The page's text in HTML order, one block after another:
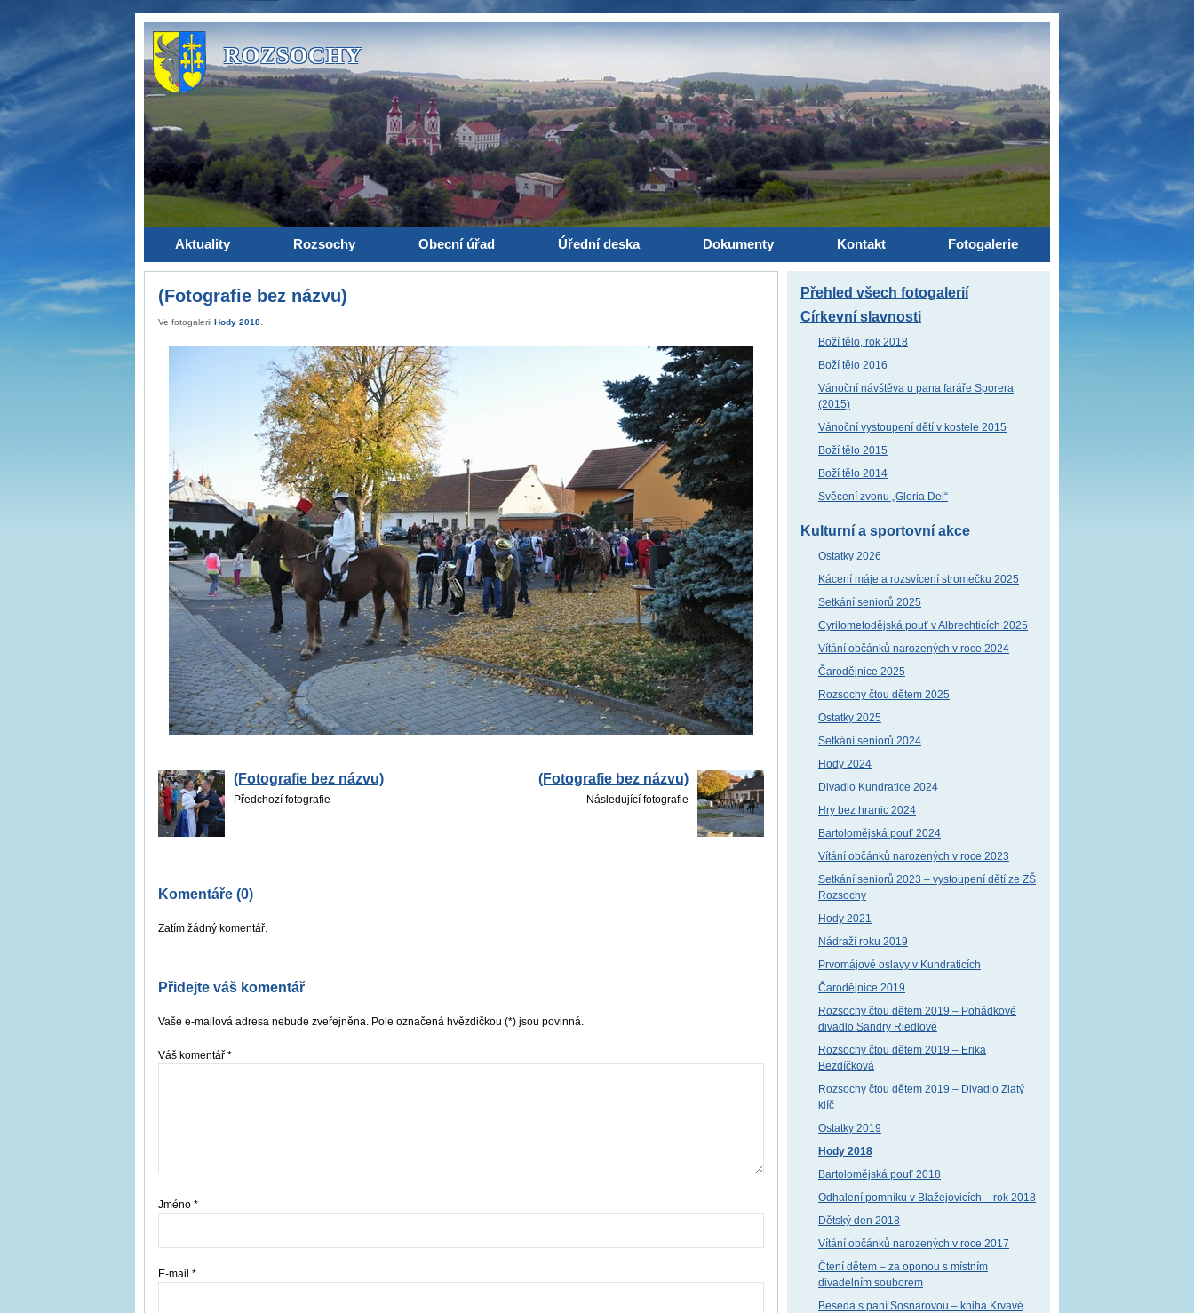
ROZSOCHY
Aktuality Rozsochy Obecní úřad Úřední deska Dokumenty Kontakt Fotogalerie
(Fotografie bez názvu)
Ve fotogalerii Hody 2018
(Fotografie bez názvu)
Předchozí fotografie
(Fotografie bez názvu)
Následující fotografie
Komentáře (0)
Zatím žádný komentář.
Přidejte váš komentář
Vaše e-mailová adresa nebude zveřejněna. Pole označená hvězdičkou (*) jsou povinná.
Váš komentář *
Jméno *
E-mail *
Přehled všech fotogalerií
Církevní slavnosti
Boží tělo, rok 2018
Boží tělo 2016
Vánoční návštěva u pana faráře Sporera
(2015)
Vánoční vystoupení dětí v kostele 2015
Boží tělo 2015
Boží tělo 2014
Svěcení zvonu „Gloria Dei“
Kulturní a sportovní akce
Ostatky 2026
Kácení máje a rozsvícení stromečku 2025
Setkání seniorů 2025
Cyrilometodějská pouť v Albrechticích 2025
Vítání občánků narozených v roce 2024
Čarodějnice 2025
Rozsochy čtou dětem 2025
Ostatky 2025
Setkání seniorů 2024
Hody 2024
Divadlo Kundratice 2024
Hry bez hranic 2024
Bartolomějská pouť 2024
Vítání občánků narozených v roce 2023
Setkání seniorů 2023 – vystoupení dětí ze ZŠ
Rozsochy
Hody 2021
Nádraží roku 2019
Prvomájové oslavy v Kundraticích
Čarodějnice 2019
Rozsochy čtou dětem 2019 – Pohádkové
divadlo Sandry Riedlové
Rozsochy čtou dětem 2019 – Erika
Bezdíčková
Rozsochy čtou dětem 2019 – Divadlo Zlatý
klíč
Ostatky 2019
Hody 2018
Bartolomějská pouť 2018
Odhalení pomníku v Blažejovicích – rok 2018
Dětský den 2018
Vítání občánků narozených v roce 2017
Čtení dětem – za oponou s místním
divadelním souborem
Beseda s paní Sosnarovou – kniha Krvavé